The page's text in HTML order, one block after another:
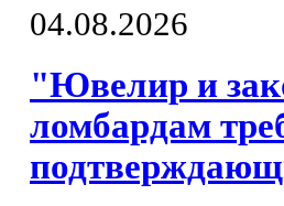
04.08.2026
"Ювелир и
ломбардам